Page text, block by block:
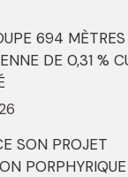
694
DE 0,31 %
SON PROJET